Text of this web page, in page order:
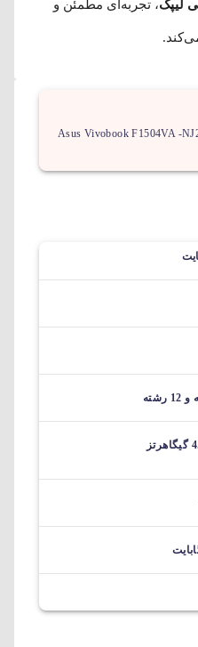
لیپک، تجربه‌ای مطمئن و
Asus Vivobook F1504VA -